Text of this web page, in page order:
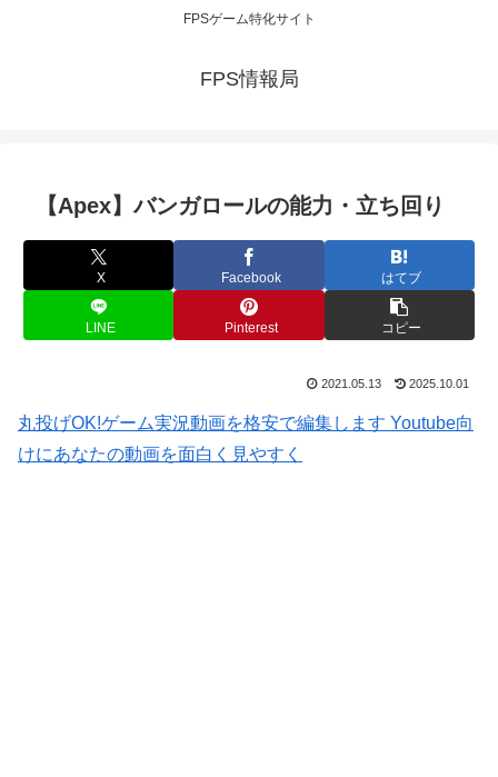
FPSゲーム特化サイト
FPS情報局
【Apex】バンガロールの能力・立ち回り
X Facebook はてブ
LINE Pinterest コピー
2021.05.13 2025.10.01
丸投げOK!ゲーム実況動画を格安で編集します Youtube向
けにあなたの動画を面白く見やすく